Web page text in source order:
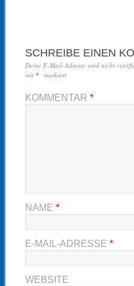
SCHREIBE EINEN
Deine E-Mail-Adresse wird nicht
mit * markiert
KOMMENTAR *
NAME *
E-MAIL-ADRESSE *
WEBSITE